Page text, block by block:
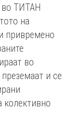
во ТИТАН
на
привремено
во
и се
колективно